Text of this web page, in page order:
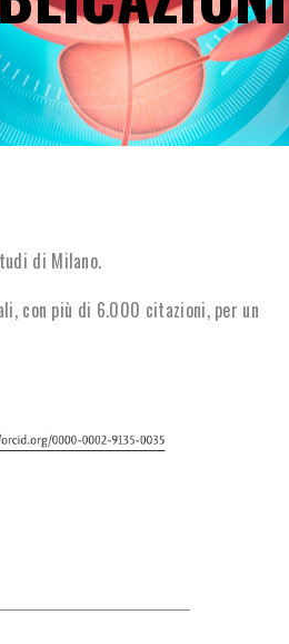
di Milano.
con più di 6.000 citazioni, per un